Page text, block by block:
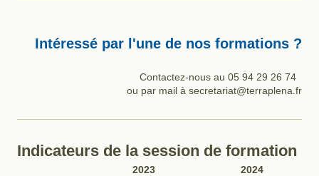
Intéressé par l'une de nos formations ?
Contactez-nous au 05 94 29 26 74
ou par mail à secretariat@terraplena.fr
Indicateurs de la session de formation
2023
2024